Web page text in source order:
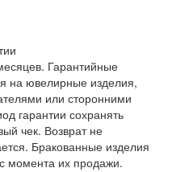
Гарантийные
на ювелирные изделия,
или сторонними
гарантии сохранять
чек. Возврат не
Бракованные изделия
момента их продажи.